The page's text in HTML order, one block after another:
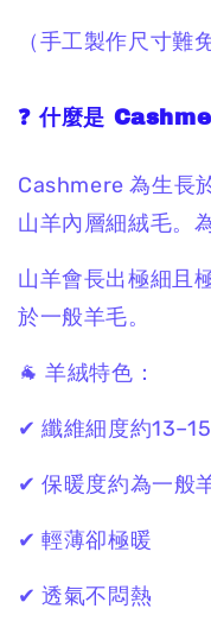
（手工製作尺寸難
❓ 什麼是
Cashmere 為生長
山羊內層細絨毛。
山羊會長出極細且
於一般羊毛。
🐐 羊絨特色：
✔ 纖維細度約
✔ 保暖度約為一般
✔ 輕薄卻極暖
✔ 透氣不悶熱